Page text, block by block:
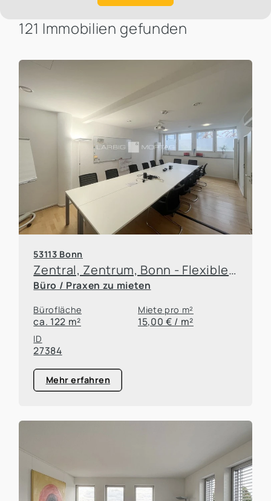
121 Immobilien gefunden
53113 Bonn
Zentral, Zentrum, Bonn - Flexible Anmietungszeit
Büro / Praxen zu mieten
Bürofläche
ca. 122 m²
Miete pro m²
15,00 € / m²
ID
27384
Mehr erfahren